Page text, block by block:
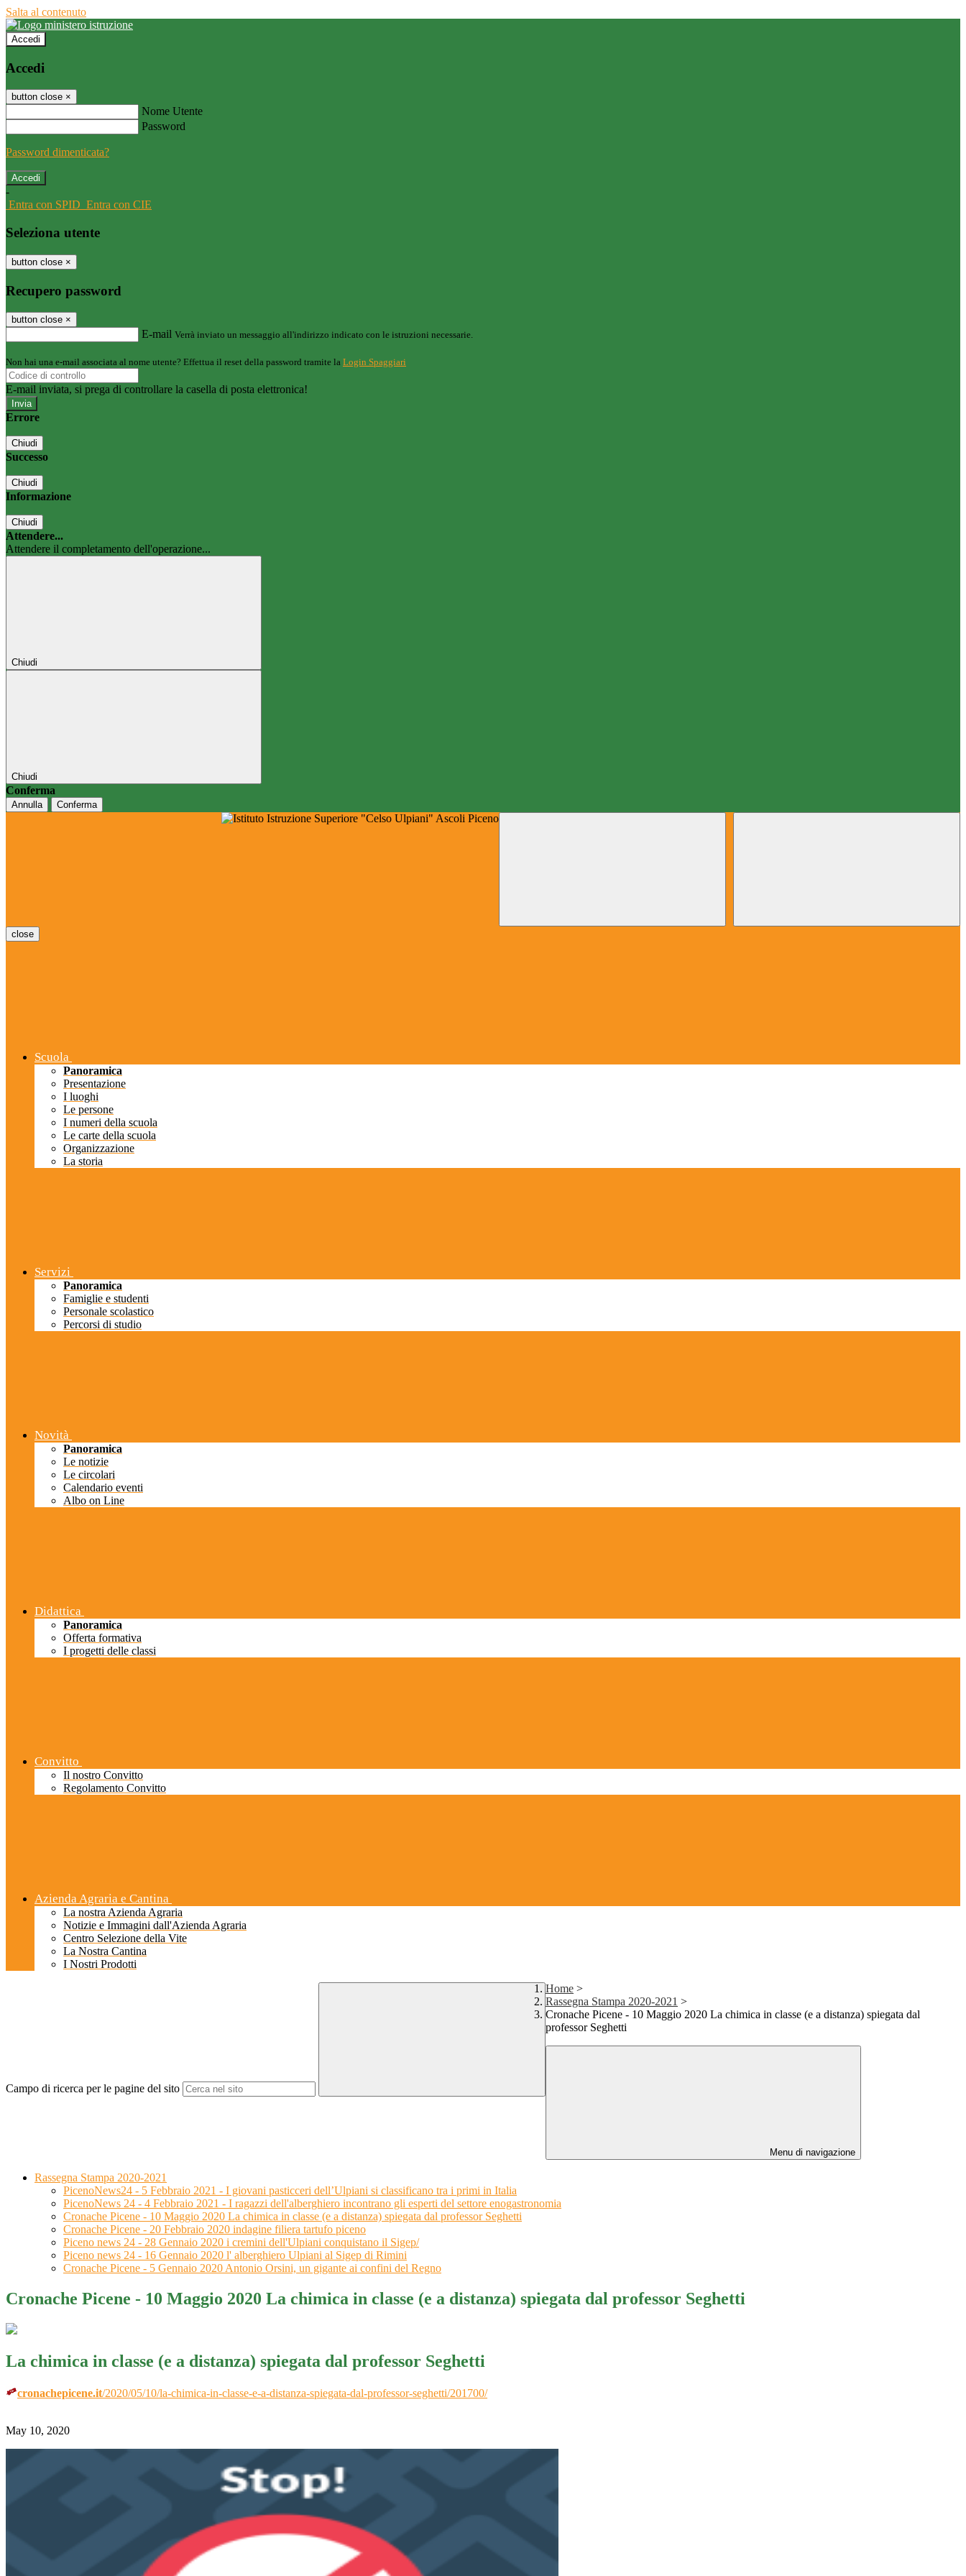
Salta al contenuto
Accedi
Accedi
button close ×
Nome Utente
Password
Password dimenticata?
-
Entra con SPID Entra con CIE
Seleziona utente
button close ×
Recupero password
button close ×
E-mail Verrà inviato un messaggio all'indirizzo indicato con le istruzioni necessarie.
Non hai una e-mail associata al nome utente? Effettua il reset della password tramite la Login Spaggiari
E-mail inviata, si prega di controllare la casella di posta elettronica!
Errore
Chiudi
Successo
Chiudi
Informazione
Chiudi
Attendere...
Attendere il completamento dell'operazione...
Chiudi
Chiudi
Conferma
Annulla Conferma
close
Scuola
Panoramica
Presentazione
I luoghi
Le persone
I numeri della scuola
Le carte della scuola
Organizzazione
La storia
Servizi
Panoramica
Famiglie e studenti
Personale scolastico
Percorsi di studio
Novità
Panoramica
Le notizie
Le circolari
Calendario eventi
Albo on Line
Didattica
Panoramica
Offerta formativa
I progetti delle classi
Convitto
Il nostro Convitto
Regolamento Convitto
Azienda Agraria e Cantina
La nostra Azienda Agraria
Notizie e Immagini dall'Azienda Agraria
Centro Selezione della Vite
La Nostra Cantina
I Nostri Prodotti
Campo di ricerca per le pagine del sito
Home >
Rassegna Stampa 2020-2021 >
Cronache Picene - 10 Maggio 2020 La chimica in classe (e a distanza) spiegata dal
professor Seghetti
Menu di navigazione
Rassegna Stampa 2020-2021
PicenoNews24 - 5 Febbraio 2021 - I giovani pasticceri dell’Ulpiani si classificano tra i primi in Italia
PicenoNews 24 - 4 Febbraio 2021 - I ragazzi dell'alberghiero incontrano gli esperti del settore enogastronomia
Cronache Picene - 10 Maggio 2020 La chimica in classe (e a distanza) spiegata dal professor Seghetti
Cronache Picene - 20 Febbraio 2020 indagine filiera tartufo piceno
Piceno news 24 - 28 Gennaio 2020 i cremini dell'Ulpiani conquistano il Sigep/
Piceno news 24 - 16 Gennaio 2020 l' alberghiero Ulpiani al Sigep di Rimini
Cronache Picene - 5 Gennaio 2020 Antonio Orsini, un gigante ai confini del Regno
Cronache Picene - 10 Maggio 2020 La chimica in classe (e a distanza) spiegata dal professor Seghetti
La chimica in classe (e a distanza) spiegata dal professor Seghetti
cronachepicene.it/2020/05/10/la-chimica-in-classe-e-a-distanza-spiegata-dal-professor-seghetti/201700/
May 10, 2020